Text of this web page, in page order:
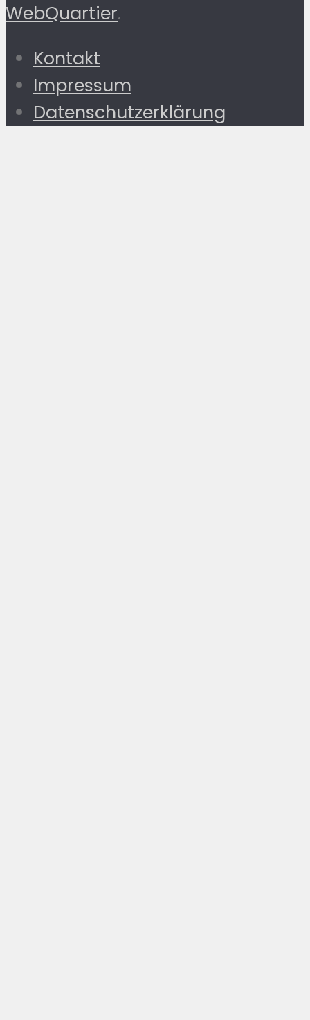
WebQuartier.
Kontakt
Impressum
Datenschutzerklärung